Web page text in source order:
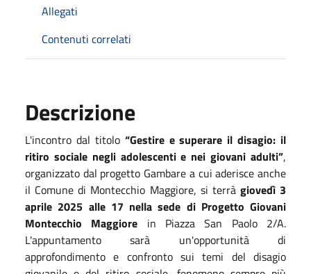
Allegati
Contenuti correlati
Descrizione
L'incontro dal titolo “Gestire e superare il disagio: il
ritiro sociale negli adolescenti e nei giovani adulti”,
organizzato dal progetto Gambare a cui aderisce anche
il Comune di Montecchio Maggiore, si terrà giovedì 3
aprile 2025 alle 17 nella sede di Progetto Giovani
Montecchio Maggiore in Piazza San Paolo 2/A.
L'appuntamento sarà un'opportunità di
approfondimento e confronto sui temi del disagio